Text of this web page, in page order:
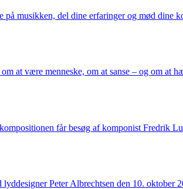
musikken, del dine erfaringer og mød
at være menneske, om at sanse – og om at
får besøg af komponist Fredrik
Peter Albrechtsen den 10.